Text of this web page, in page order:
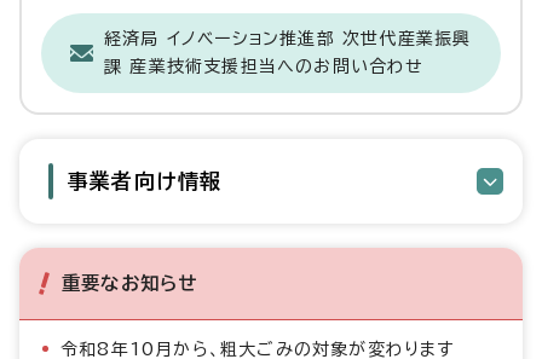
経済局 イノベーション推進部 次世代産業振興
課 産業技術支援担当へのお問い合わせ
事業者向け情報
重要なお知らせ
令和8年10月から、粗大ごみの対象が変わります